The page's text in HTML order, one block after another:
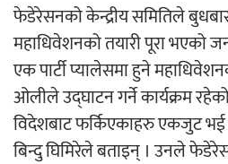
‘दुर्गा’ निर्माण गर्दै
फेडेरेसनको केन्द्रीय समितिले
महाधिवेशनको तयारी पूरा भएको
एक पार्टी प्यालेसमा हुने
ओलीले उद्घाटन गर्ने कार्यक्रम
विदेशबाट फर्किएकाहरु एकजुट भई
बिन्दु घिमिरेले बताइन् । उनले